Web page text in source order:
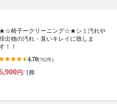
★☆椅子ークリーニング☆★シミ汚れや
出物の汚れ・臭いキレイに致しま
！！
4.70(762件)
円/ 1脚